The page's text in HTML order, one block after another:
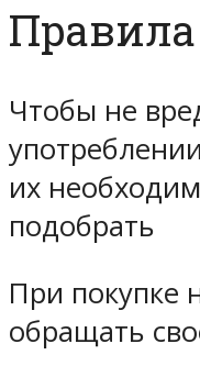
Чтобы не
их
подобрать
При покупке
обращать